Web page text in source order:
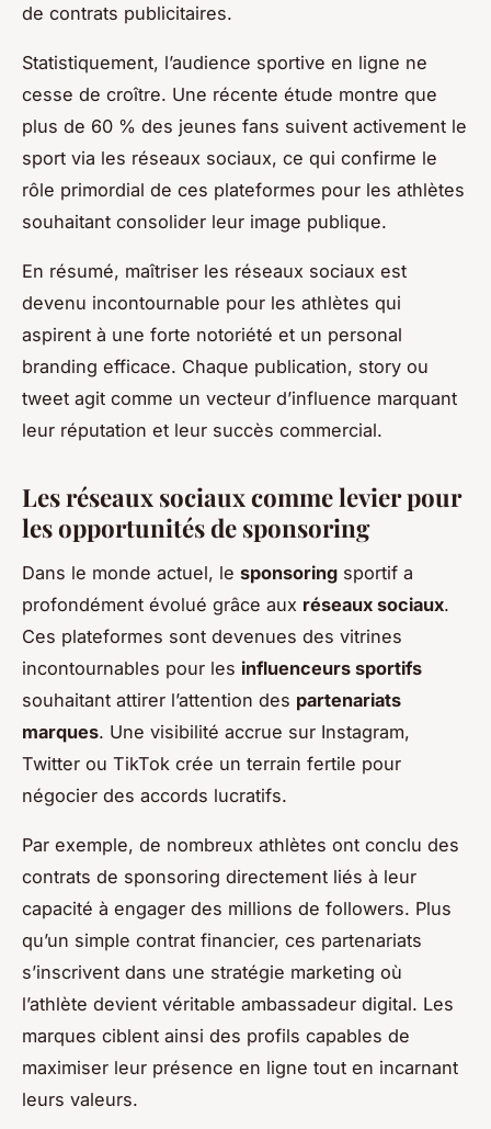
de contrats publicitaires.
Statistiquement, l’audience sportive en ligne ne
cesse de croître. Une récente étude montre que
plus de 60 % des jeunes fans suivent activement le
sport via les réseaux sociaux, ce qui confirme le
rôle primordial de ces plateformes pour les athlètes
souhaitant consolider leur image publique.
En résumé, maîtriser les réseaux sociaux est
devenu incontournable pour les athlètes qui
aspirent à une forte notoriété et un personal
branding efficace. Chaque publication, story ou
tweet agit comme un vecteur d’influence marquant
leur réputation et leur succès commercial.
Les réseaux sociaux comme levier pour
les opportunités de sponsoring
Dans le monde actuel, le sponsoring sportif a
profondément évolué grâce aux réseaux sociaux.
Ces plateformes sont devenues des vitrines
incontournables pour les influenceurs sportifs
souhaitant attirer l’attention des partenariats
marques. Une visibilité accrue sur Instagram,
Twitter ou TikTok crée un terrain fertile pour
négocier des accords lucratifs.
Par exemple, de nombreux athlètes ont conclu des
contrats de sponsoring directement liés à leur
capacité à engager des millions de followers. Plus
qu’un simple contrat financier, ces partenariats
s’inscrivent dans une stratégie marketing où
l’athlète devient véritable ambassadeur digital. Les
marques ciblent ainsi des profils capables de
maximiser leur présence en ligne tout en incarnant
leurs valeurs.